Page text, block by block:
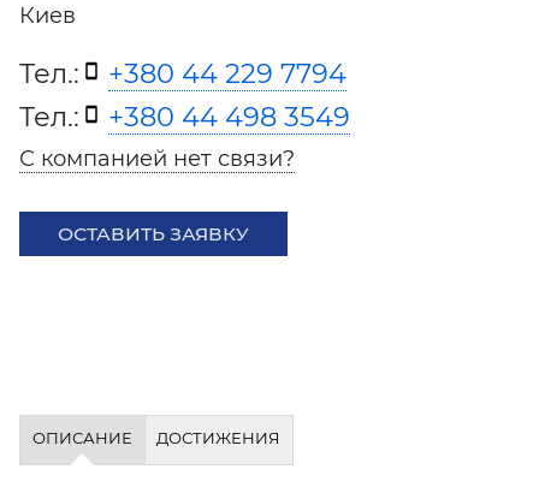
Киев
Тел.:
+380 44 229 7794
Тел.:
+380 44 498 3549
С компанией нет связи?
ОСТАВИТЬ ЗАЯВКУ
ОПИСАНИЕ ДОСТИЖЕНИЯ